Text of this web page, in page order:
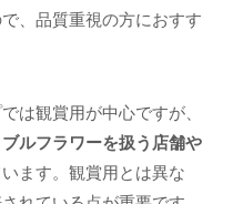
、品質重視の方におすす
は観賞用が中心ですが、
ルフラワーを扱う店舗や
ます。観賞用とは異な